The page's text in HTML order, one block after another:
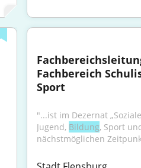
Fachbereich
Sport
"...ist im Dezernat
Jugend, Bildung, Sport
nächstmöglichen